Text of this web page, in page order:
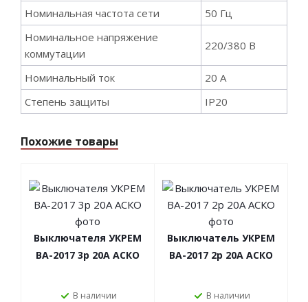
Номинальная частота сети
50 Гц
Номинальное напряжение
коммутации
220/380 В
Номинальный ток
20 А
Степень защиты
IP20
Похожие товары
Выключателя УКРЕМ
ВА-2017 3р 20А АСКО
В наличии
Выключатель УКРЕМ
ВА-2017 2р 20А АСКО
В наличии